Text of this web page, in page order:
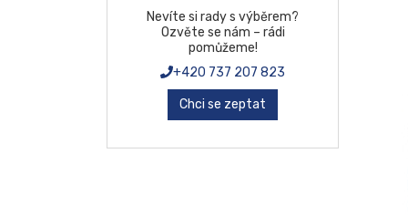
Nevíte si rady s výběrem?
Ozvěte se nám – rádi
pomůžeme!
+420 737 207 823
Chci se zeptat